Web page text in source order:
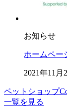
お知らせ
ホームペー
2021年11月
ペットショップ
一覧を見る